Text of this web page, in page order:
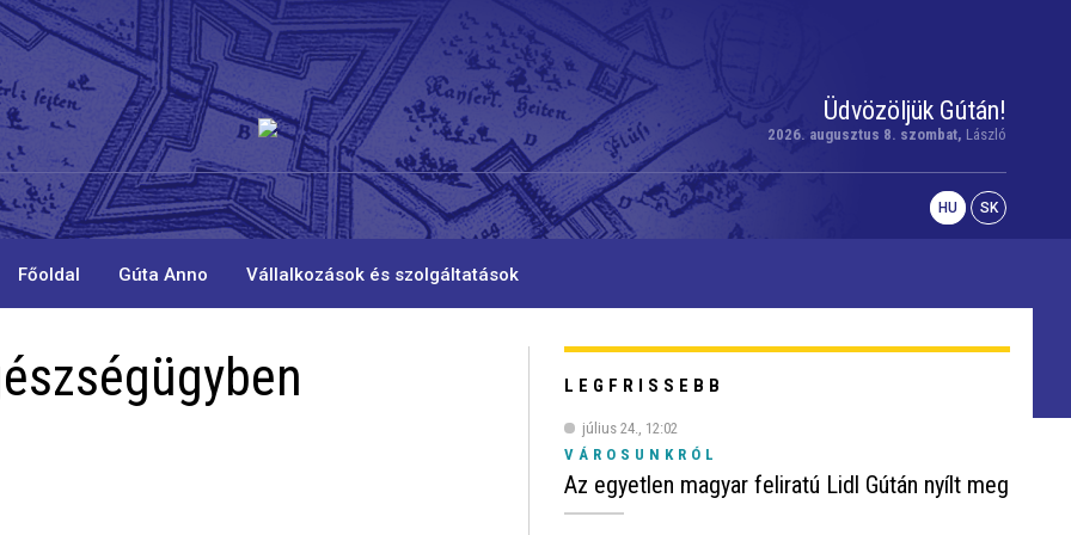
Üdvözöljük Gútán!
2026. augusztus 8. szombat, László
HU SK
Főoldal Gúta Anno Vállalkozások és szolgáltatások
LEGFRISSEBB
július 24., 12:02
VÁROSUNKRÓL
Az egyetlen magyar feliratú Lidl Gútán nyílt meg